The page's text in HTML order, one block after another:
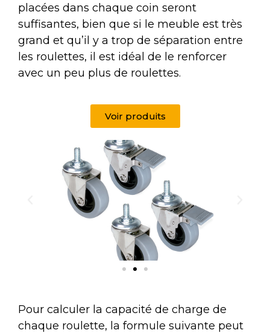
placées dans chaque coin seront
suffisantes, bien que si le meuble est très
grand et qu’il y a trop de séparation entre
les roulettes, il est idéal de le renforcer
avec un peu plus de roulettes.
Voir produits
Pour calculer la capacité de charge de
chaque roulette, la formule suivante peut